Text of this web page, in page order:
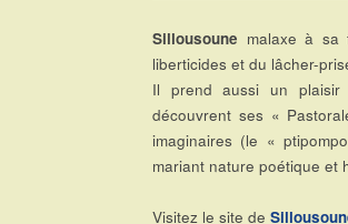
Sillousoune malaxe à sa
liberticides et du lâcher-
Il prend aussi un plaisir
découvrent ses «
imaginaires (le «
mariant nature poétique et
Visitez le site de